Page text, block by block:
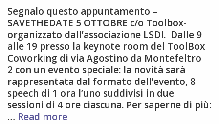
Segnalo questo appuntamento –
SAVETHEDATE 5 OTTOBRE c/o Toolbox-
organizzato dall’associazione LSDI. Dalle 9
alle 19 presso la keynote room del ToolBox
Coworking di via Agostino da Montefeltro
2 con un evento speciale: la novità sarà
rappresentata dal formato dell’evento, 8
speech di 1 ora l’uno suddivisi in due
sessioni di 4 ore ciascuna. Per saperne di più:
… Read moreDomani